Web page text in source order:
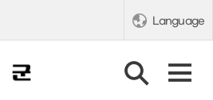
Language